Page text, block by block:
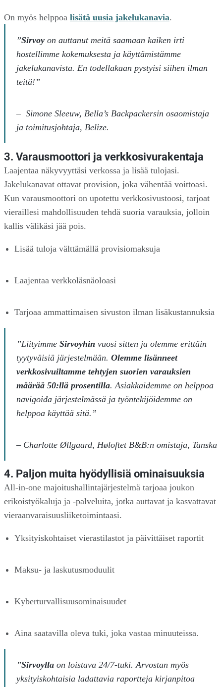
On myös helppoa lisätä uusia jakelukanavia.
”Sirvoy on auttanut meitä saamaan kaiken irti
hostellimme kokemuksesta ja käyttämistämme
jakelukanavista. En todellakaan pystyisi siihen ilman
teitä!”
–Simone Sleeuw, Bella’s Backpackersin osaomistaja
ja toimitusjohtaja, Belize.
3. Varausmoottori ja verkkosivurakentaja
Laajentaa näkyvyyttäsi verkossa ja lisää tulojasi.
Jakelukanavat ottavat provision, joka vähentää voittoasi.
Kun varausmoottori on upotettu verkkosivustoosi, tarjoat
vieraillesi mahdollisuuden tehdä suoria varauksia, jolloin
kallis välikäsi jää pois.
Lisää tuloja välttämällä provisiomaksuja
Laajentaa verkkoläsnäoloasi
Tarjoaa ammattimaisen sivuston ilman lisäkustannuksia
”LiityimmeSirvoyhin vuosi sitten ja olemme erittäin
tyytyväisiä järjestelmään.Olemme lisänneet
verkkosivuiltamme tehtyjen suorien varauksien
määrää 50:llä prosentilla. Asiakkaidemme on helppoa
navigoida järjestelmässä ja työntekijöidemme on
helppoa käyttää sitä.”
– Charlotte Øllgaard, Høloftet B&B:n omistaja, Tanska
4. Paljon muita hyödyllisiä ominaisuuksia
All-in-one majoitushallintajärjestelmä tarjoaa joukon
erikoistyökaluja ja -palveluita, jotka auttavat ja kasvattavat
vieraanvaraisuusliiketoimintaasi.
Yksityiskohtaiset vierastilastot ja päivittäiset raportit
Maksu- ja laskutusmoduulit
Kyberturvallisuusominaisuudet
Aina saatavilla oleva tuki, joka vastaa minuuteissa.
”Sirvoylla on loistava 24/7-tuki. Arvostan myös
yksityiskohtaisia ladattavia raportteja kirjanpitoa